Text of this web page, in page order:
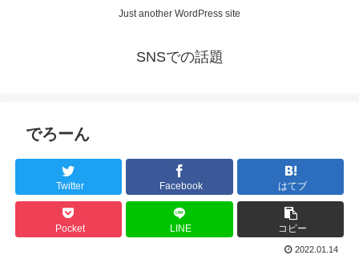
Just another WordPress site
SNSでの話題
でろーん
Twitter Facebook はてブ
Pocket LINE コピー
2022.01.14